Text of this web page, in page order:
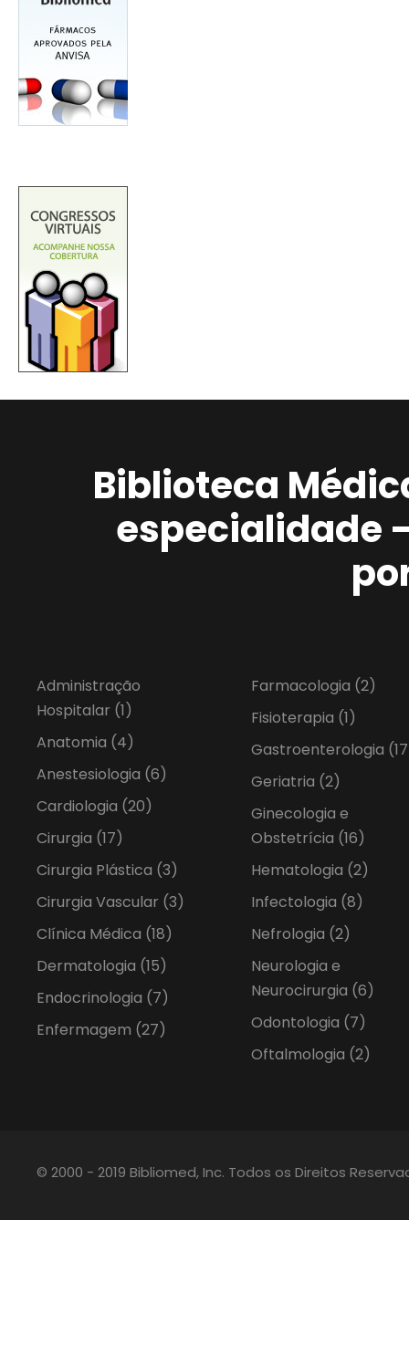
Biblioteca
especialidade
Administração
Hospitalar (1)
Anatomia (4)
Anestesiologia (6)
Cardiologia (20)
Cirurgia (17)
Cirurgia Plástica (3)
Cirurgia Vascular (3)
Clínica Médica (18)
Dermatologia (15)
Endocrinologia (7)
Enfermagem (27)
Farmacologia (2)
Fisioterapia (1)
Gastroenterologia
Geriatria (2)
Ginecologia e
Obstetrícia (16)
Hematologia (2)
Infectologia (8)
Nefrologia (2)
Neurologia e
Neurocirurgia (6)
Odontologia (7)
Oftalmologia (2)
© 2000 - 2019 Bibliomed, Inc. Todos os Direitos